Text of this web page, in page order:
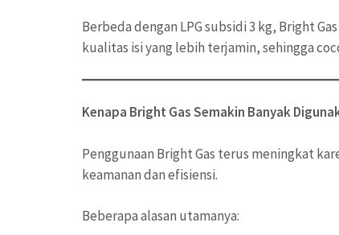
Berbeda dengan LPG subsidi 3 kg, Bright
kualitas isi yang lebih terjamin, sehingga
Kenapa Bright Gas Semakin Banyak
Penggunaan Bright Gas terus meningkat
keamanan dan efisiensi.
Beberapa alasan utamanya: